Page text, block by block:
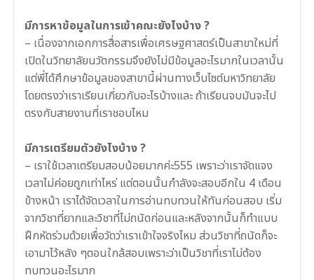
มีการหาข้อมูลในการเข้าคณะยังไงบ้าง ?
– เนื่องจากเอกการสื่อสารเพื่อเศรษฐศาสตร์เป็นสาขาใหม่ที่
เปิดในวิทยาลัยนวัตกรรมจึงยังไม่มีข้อมูลอะไรมากในเวลานั้น
แต่พี่ได้ศึกษาข้อมูลของสาขานี้ผ่านทางเว็บไซต์มหาวิทยาลัย
โดยตรงว่าเราเรียนเกี่ยวกับอะไรบ้างและ ถ้าเรียนจบมันจะไป
ตรงกับสายงานที่เราชอบไหม
มีการเตรียมตัวยังไงบ้าง ?
– เราใช้เวลาเตรียมสอบน้อยมากค่ะ555 เพราะว่าเราจัดแจง
เวลาไม่ค่อยถูกเท่าไหร่ แต่ตอนนั้นกำลังจะสอบอีกใน 4 เดือน
ข้างหน้า เราได้จัดเวลาในการอ่านทบทวนให้ทันก่อนสอบ เริ่ม
จากวิชาที่ยากและวิชาที่ไม่ถนัดก่อนและหลังจากนั้นก็ทำแบบ
ฝึกหัดร่วมด้วยเพื่อวัดว่าเราเข้าใจจริงไหม ส่วนวิชาที่ถนัดก็จะ
เอามาไว้หลัง ๆตอนใกล้สอบเพราะว่าเป็นวิชาที่เราไม่ต้อง
ทบทวนอะไรมาก